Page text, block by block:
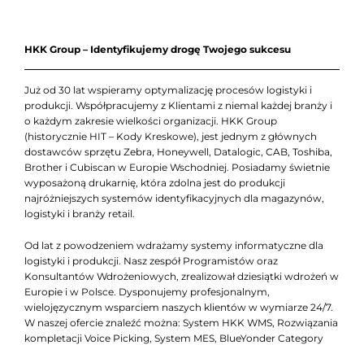
HKK Group – Identyfikujemy drogę Twojego sukcesu
Już od 30 lat wspieramy optymalizację procesów logistyki i
produkcji. Współpracujemy z Klientami z niemal każdej branży i
o każdym zakresie wielkości organizacji. HKK Group
(historycznie HIT – Kody Kreskowe), jest jednym z głównych
dostawców sprzętu Zebra, Honeywell, Datalogic, CAB, Toshiba,
Brother i Cubiscan w Europie Wschodniej. Posiadamy świetnie
wyposażoną drukarnię, która zdolna jest do produkcji
najróżniejszych systemów identyfikacyjnych dla magazynów,
logistyki i branży retail.
Od lat z powodzeniem wdrażamy systemy informatyczne dla
logistyki i produkcji. Nasz zespół Programistów oraz
Konsultantów Wdrożeniowych, zrealizował dziesiątki wdrożeń w
Europie i w Polsce. Dysponujemy profesjonalnym,
wielojęzycznym wsparciem naszych klientów w wymiarze 24/7.
W naszej ofercie znaleźć można: System HKK WMS, Rozwiązania
kompletacji Voice Picking, System MES, BlueYonder Category